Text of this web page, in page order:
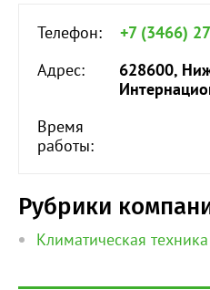
Телефон:
+7 (3466)
Адрес:
628600,
Время
работы:
Рубрики
Климатическая техника